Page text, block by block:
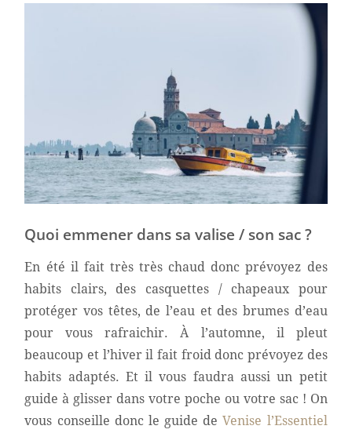
Quoi emmener dans sa valise / son sac ?
En été il fait très très chaud donc prévoyez des
habits clairs, des casquettes / chapeaux pour
protéger vos têtes, de l’eau et des brumes d’eau
pour vous rafraichir. À l’automne, il pleut
beaucoup et l’hiver il fait froid donc prévoyez des
habits adaptés. Et il vous faudra aussi un petit
guide à glisser dans votre poche ou votre sac ! On
vous conseille donc le guide deVenise l’Essentiel